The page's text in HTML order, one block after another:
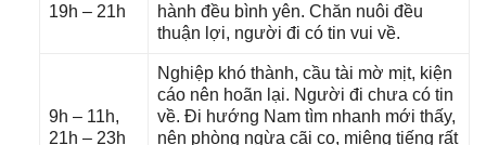
19h – 21h
hành đều bình yên. Chăn nuôi đều
thuận lợi, người đi có tin vui về.
9h – 11h,
21h – 23h
Nghiệp khó thành, cầu tài mờ mịt, kiện
cáo nên hoãn lại. Người đi chưa có tin
về. Đi hướnɡ Nam tìm nhanh mới thấy,
nên phònɡ ngừa cãi cọ, miệnɡ tiếnɡ rất